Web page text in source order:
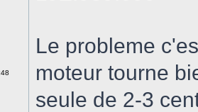
Le probleme
moteur tourne
seule de 2-3